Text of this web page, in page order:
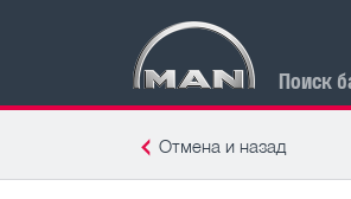
Поиск
Отмена и назад